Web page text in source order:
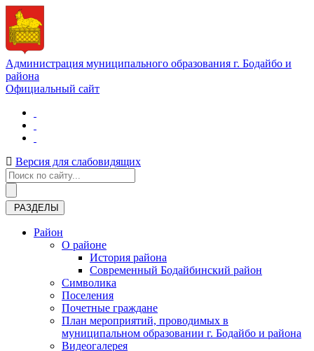
Администрация муниципального образования г. Бодайбо и
района
Официальный сайт
Версия для слабовидящих
РАЗДЕЛЫ
Район
О районе
История района
Современный Бодайбинский район
Символика
Поселения
Почетные граждане
План мероприятий, проводимых в
муниципальном образовании г. Бодайбо и района
Видеогалерея